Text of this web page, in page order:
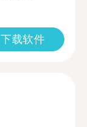
下载软件